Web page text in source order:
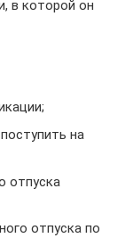
в которой он
на
отпуска
отпуска по